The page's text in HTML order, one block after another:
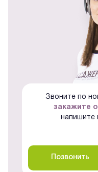
Звоните по
закажите
напишите
Позвонить